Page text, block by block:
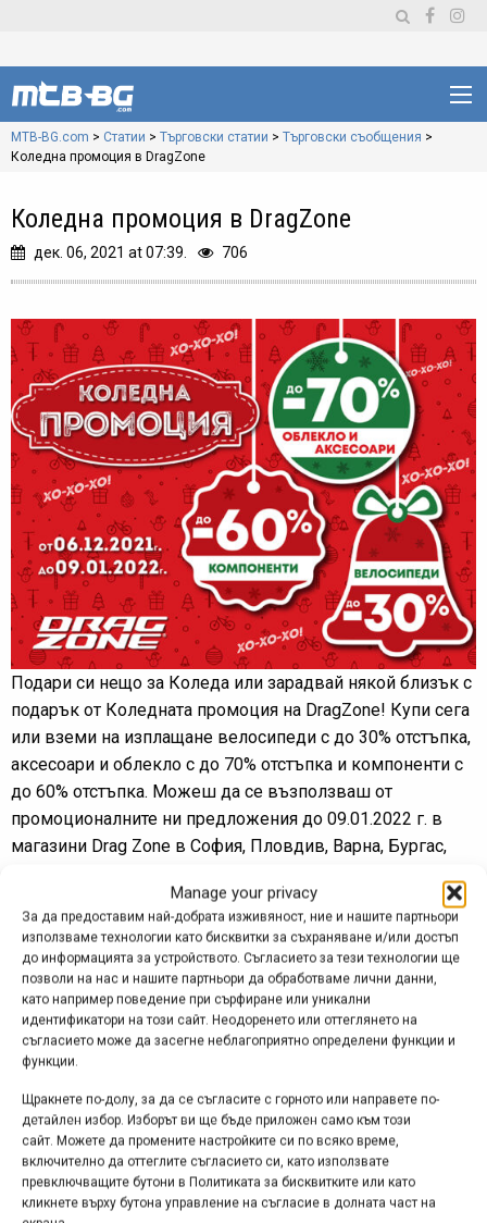
Manage your privacy
За да предоставим най-добрата изживяност, ние и нашите партньори
използваме технологии като бисквитки за съхраняване и/или достъп
до информацията за устройството. Съгласието за тези технологии ще
позволи на нас и нашите партньори да обработваме лични данни,
като например поведение при сърфиране или уникални
идентификатори на този сайт. Неодоренето или оттеглянето на
съгласието може да засегне неблагоприятно определени функции и
функции.
Щракнете по-долу, за да се съгласите с горното или направете по-
детайлен избор. Изборът ви ще бъде приложен само към този
сайт. Можете да промените настройките си по всяко време,
включително да оттеглите съгласието си, като използвате
превключващите бутони в Политиката за бисквитките или като
кликнете върху бутона управление на съгласие в долната част на
MTB-BG.com > Статии > Търговски статии > Търговски съобщения >
Коледна промоция в DragZone
Коледна промоция в DragZone
дек. 06, 2021 at 07:39. 706
Подари си нещо за Коледа или зарадвай някой близък с
подарък от Коледната промоция на DragZone! Купи сега
или вземи на изплащане велосипеди с до 30% отстъпка,
аксесоари и облекло с до 70% отстъпка и компоненти с
до 60% отстъпка. Можеш да се възползваш от
промоционалните ни предложения до 09.01.2022 г. в
магазини Drag Zone в София, Пловдив, Варна, Бургас,
A ако искаш да направиш подарък на някой, който обича
да кара колело, но не си сигурен какво точно да му
вземеш, имаме и подаръчни ваучери.
Съвет от нас: не оставяй купуването на подаръци за
последния момент!
Направи коледните дни незабравими с подаръци от
нашите магазини!
Весели празници!